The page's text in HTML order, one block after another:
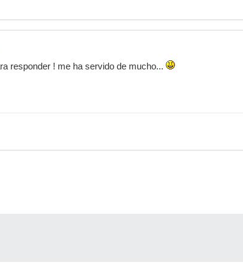
responder ! me ha servido de mucho...